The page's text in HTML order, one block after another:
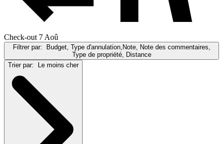
Check-out 7 Aoû
Filtrer par:
Budget, Type d'annulation,Note, Note des commentaires,
Type de propriété, Distance
Trier par:
Le moins cher